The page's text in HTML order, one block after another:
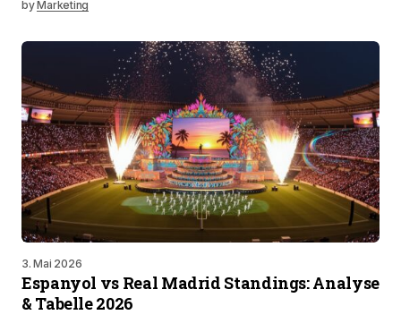
byMarketing
3. Mai 2026
Espanyol vs Real Madrid Standings: Analyse
& Tabelle 2026